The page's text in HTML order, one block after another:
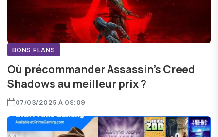
BONS PLANS
Où précommander Assassin’s Creed
Shadows au meilleur prix ?
07/03/2025 À 09:09